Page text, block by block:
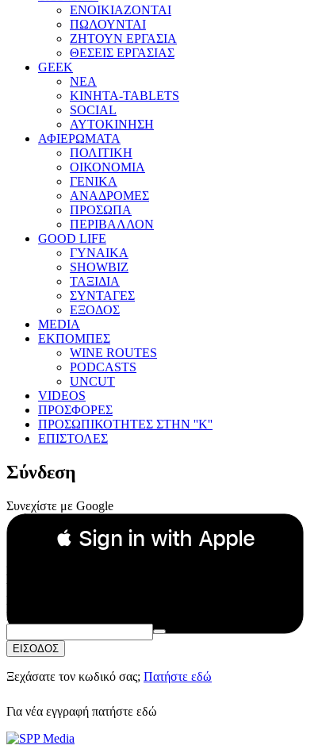
ΕΝΟΙΚΙΑΖΟΝΤΑΙ
ΠΩΛΟΥΝΤΑΙ
ΖΗΤΟΥΝ ΕΡΓΑΣΙΑ
ΘΕΣΕΙΣ ΕΡΓΑΣΙΑΣ
GEEK
ΝΕΑ
ΚΙΝΗΤΑ-TABLETS
SOCIAL
ΑΥΤΟΚΙΝΗΣΗ
ΑΦΙΕΡΩΜΑΤΑ
ΠΟΛΙΤΙΚΗ
ΟΙΚΟΝΟΜΙΑ
ΓΕΝΙΚΑ
ΑΝΑΔΡΟΜΕΣ
ΠΡΟΣΩΠΑ
ΠΕΡΙΒΑΛΛΟΝ
GOOD LIFE
ΓΥΝΑΙΚΑ
SHOWBIZ
ΤΑΞΙΔΙΑ
ΣΥΝΤΑΓΕΣ
ΕΞΟΔΟΣ
MEDIA
ΕΚΠΟΜΠΕΣ
WINE ROUTES
PODCASTS
UNCUT
VIDEOS
ΠΡΟΣΦΟΡΕΣ
ΠΡΟΣΩΠΙΚΟΤΗΤΕΣ ΣΤΗΝ ''Κ''
ΕΠΙΣΤΟΛΕΣ
Σύνδεση
Συνεχίστε με Google
 Sign in with Apple
Συνεχίστε με Apple
ή
Email:
Κωδικός Πρόσβασης:
ΕΙΣΟΔΟΣ
Ξεχάσατε τον κωδικό σας; Πατήστε εδώ
Για νέα εγγραφή πατήστε εδώ